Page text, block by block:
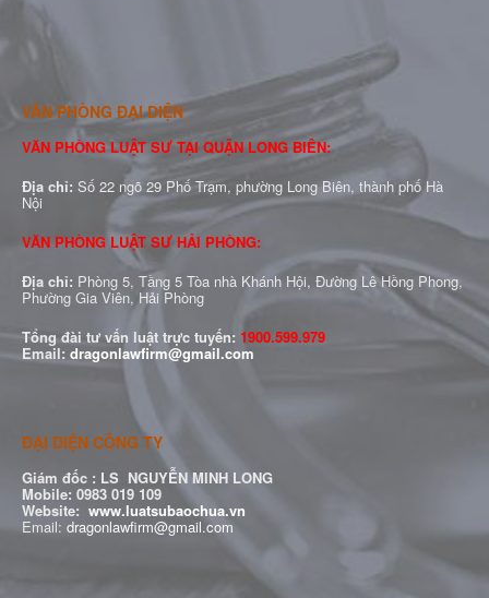
VĂN PHÒNG ĐẠI DIỆN
VĂN PHÒNG LUẬT SƯ TẠI QUẬN LONG BIÊN:
Địa chỉ: Số 22 ngõ 29 Phố Trạm, phường Long Biên, thành phố Hà
Nội
VĂN PHÒNG LUẬT SƯ HẢI PHÒNG:
Địa chỉ: Phòng 5, Tầng 5 Tòa nhà Khánh Hội, Đường Lê Hồng Phong,
Phường Gia Viên, Hải Phòng
Tổng đài tư vấn luật trực tuyến: 1900.599.979
Email: dragonlawfirm@gmail.com
ĐẠI DIỆN CÔNG TY
Giám đốc : LS NGUYỄN MINH LONG
Mobile: 0983 019 109
Website: www.luatsubaochua.vn
Email: dragonlawfirm@gmail.com